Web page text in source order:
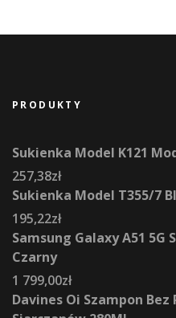
PRODUKTY
Sukienka Model K121
257,38zł
Sukienka Model T355/7
195,22zł
Samsung Galaxy A51 5G
Czarny
1 799,00zł
Davines Oi Szampon Bez